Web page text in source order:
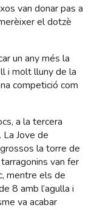
van donar pas a
el dotzè
un any més la
i molt lluny de la
competició com
a la tercera
Jove de
la torre de
van fer
mentre els de
8 amb l’agulla i
va acabar